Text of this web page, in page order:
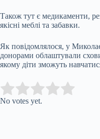
Також тут є медикаменти,
якісні меблі та забавки.
Як повідомлялося, у
донорами облаштували
якому діти зможуть
Rate this item:
No votes yet.